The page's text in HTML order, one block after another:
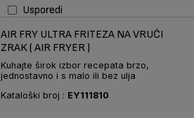
Usporedi
AIR FRY ULTRA FRITEZA NA VRUĆI
ZRAK ( AIR FRYER )
Kuhajte širok izbor recepata brzo,
jednostavno i s malo ili bez ulja
Kataloški broj : EY111810